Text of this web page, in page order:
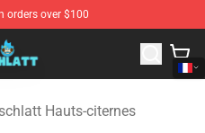
orders over $100
Merchandise Shop
Hauts-citernes